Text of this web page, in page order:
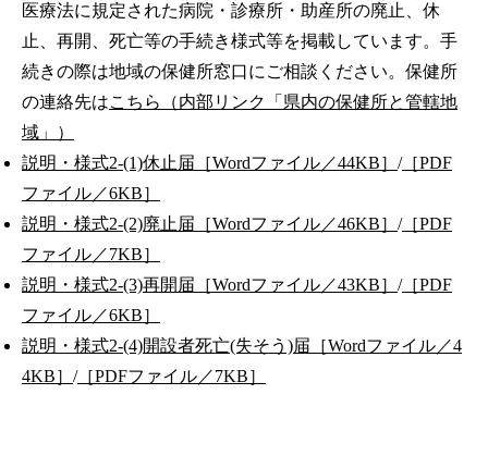
医療法に規定された病院・診療所・助産所の廃止、休
止、再開、死亡等の手続き様式等を掲載しています。手
続きの際は地域の保健所窓口にご相談ください。保健所
の連絡先はこちら（内部リンク「県内の保健所と管轄地
域」）
説明・様式2-(1)休止届［Wordファイル／44KB］ /［PDF
ファイル／6KB］
説明・様式2-(2)廃止届［Wordファイル／46KB］ /［PDF
ファイル／7KB］
説明・様式2-(3)再開届［Wordファイル／43KB］ /［PDF
ファイル／6KB］
説明・様式2-(4)開設者死亡(失そう)届［Wordファイル／4
4KB］ /［PDFファイル／7KB］